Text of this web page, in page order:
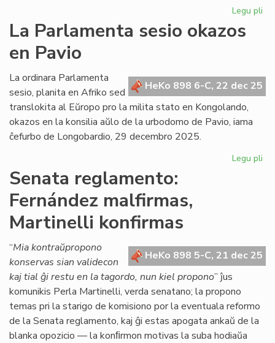
Legu pli
la
La Parlamenta sesio okazos
en Pavio
HeKo 898 6-C, 22 dec 25
La ordinara Parlamenta
sesio, planita en Afriko sed
translokita al Eŭropo pro la milita stato en Kongolando,
okazos en la konsilia aŭlo de la urbodomo de Pavio, iama
ĉefurbo de Longobardio, 29 decembro 2025.
Legu pli
Senata reglamento:
Fernández malfirmas,
Martinelli konfirmas
HeKo 898 5-C, 21 dec 25
“Mia kontraŭpropono
konservas sian validecon
kaj tial ĝi restu en la tagordo, nun kiel propono” ĵus
komunikis Perla Martinelli, verda senatano; la propono
temas pri la starigo de komisiono por la eventuala reformo
de la Senata reglamento, kaj ĝi estas apogata ankaŭ de la
blanka opozicio — la konﬁrmon motivas la suba hodiaŭa